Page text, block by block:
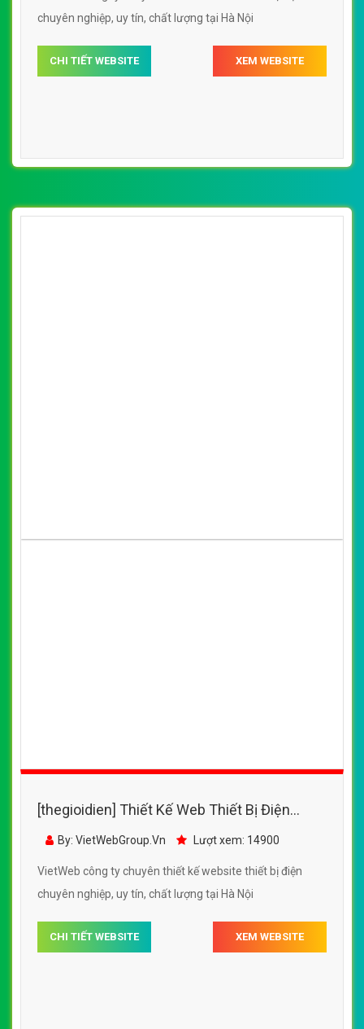
chuyên nghiệp, uy tín, chất lượng tại Hà Nội
CHI TIẾT WEBSITE XEM WEBSITE
[thegioidien] Thiết Kế Web Thiết Bị Điện
Thông Minh đẹp, chuyên nghiệp chuẩn SEO
By: VietWebGroup.Vn Lượt xem: 14900
VietWeb công ty chuyên thiết kế website thiết bị điện
chuyên nghiệp, uy tín, chất lượng tại Hà Nội
CHI TIẾT WEBSITE XEM WEBSITE